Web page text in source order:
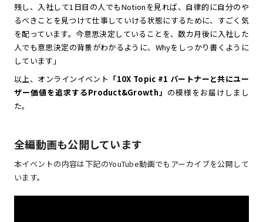
残し、入社して1日目の人でもNotionを見れば、自律的に自分のや
るべきことを見つけて仕事していける状態にするために、すごく気
を配っています。今意思決定していることを、数カ月後に入社した
人でも意思決定の背景がわかるように、Whyをしっかり書くように
しています」
以上、オンラインイベント 「10X Topic #1 パートナーと共にユー
ザー価値を追求するProduct&Growth」 の模様をお届けしまし
た。
全編動画も公開しています
本イベントの内容は下記のYouTube動画でもアーカイブを公開して
います。